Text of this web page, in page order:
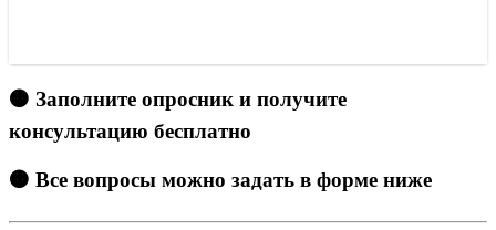
🟠 Заполните опросник и получите
консультацию бесплатно
🟠 Все вопросы можно задать в форме ниже